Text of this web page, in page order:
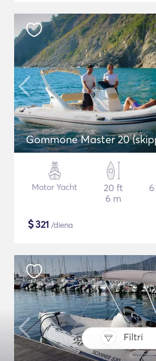
Filtri
Gommone Master 20
Motor Yacht
20 ft
6 m
$321 /diena